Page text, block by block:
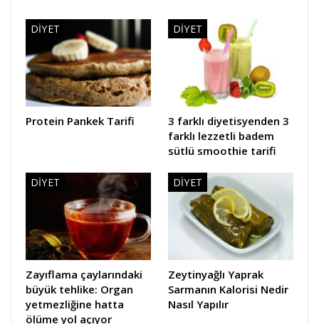
DIYET
Protein Pankek Tarifi
DIYET
3 farklı diyetisyenden 3
farklı lezzetli badem
sütlü smoothie tarifi
DIYET
Zayıflama çaylarındaki
büyük tehlike: Organ
yetmezliğine hatta
ölüme yol açıyor
DIYET
Zeytinyağlı Yaprak
Sarmanın Kalorisi Nedir
Nasıl Yapılır